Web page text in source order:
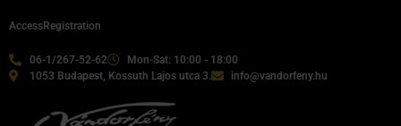
06-1/267-52-62
Mon-Sat: 10:00 - 18:00
1053 Budapest, Kossuth Lajos utca 3.
info@vandorfeny.hu
AccessRegistration